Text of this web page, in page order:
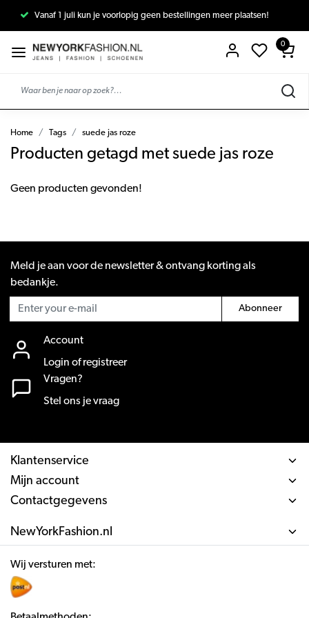
Vanaf 1 juli kun je voorlopig geen bestellingen meer plaatsen!
0
Home Tags suede jas roze
Producten getagd met suede jas roze
Geen producten gevonden!
Meld je aan voor de newsletter & ontvang korting als
bedankje.
Abonneer
Account
Login of registreer
Vragen?
Stel ons je vraag
Klantenservice
Mijn account
Contactgegevens
NewYorkFashion.nl
Wij versturen met: